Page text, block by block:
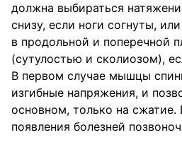
должна выбираться
снизу, если ноги согнуты,
в продольной и поперечной
(сутулостью и сколиозом),
В первом случае мышцы
изгибные напряжения, и
основном, только на
появления болезней